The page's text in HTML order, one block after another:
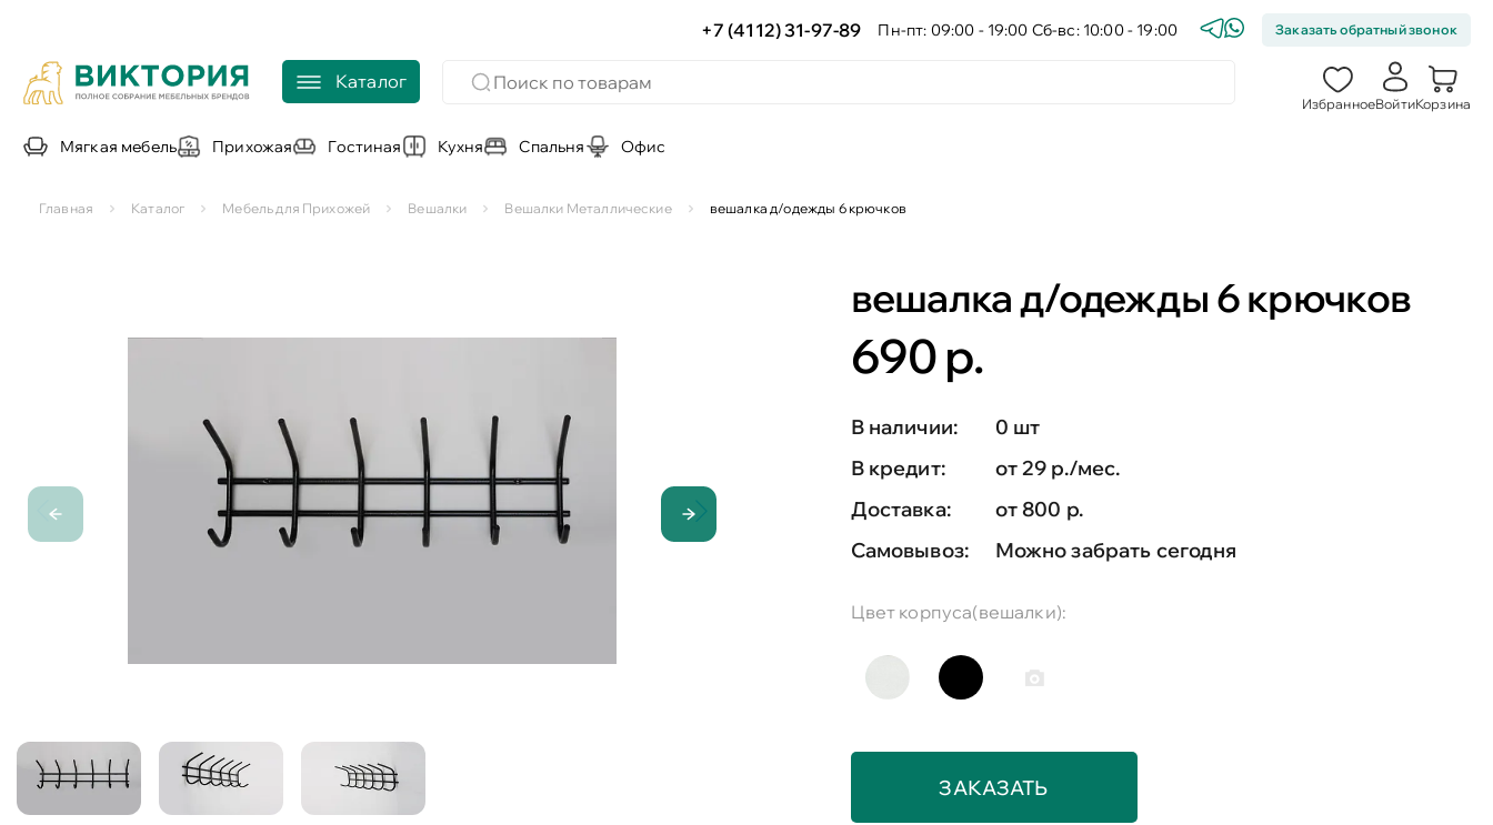
+7 (4112) 31-97-89 Пн-пт: 09:00 - 19:00 Сб-вс: 10:00 - 19:00 Заказать обратный звонок
Каталог
ИзбранноеВойтиКорзина
Мягкая мебель Прихожая Гостиная Кухня Спальня Офис
Главная Каталог Мебель для Прихожей Вешалки Вешалки Металлические вешалка д/одежды 6 крючков
вешалка д/одежды 6 крючков
690 р.
В наличии:
0 шт
В кредит:
от 29 р./мес.
Доставка:
от 800 р.
Самовывоз:
Можно забрать сегодня
Цвет корпуса(вешалки):
ЗАКАЗАТЬ